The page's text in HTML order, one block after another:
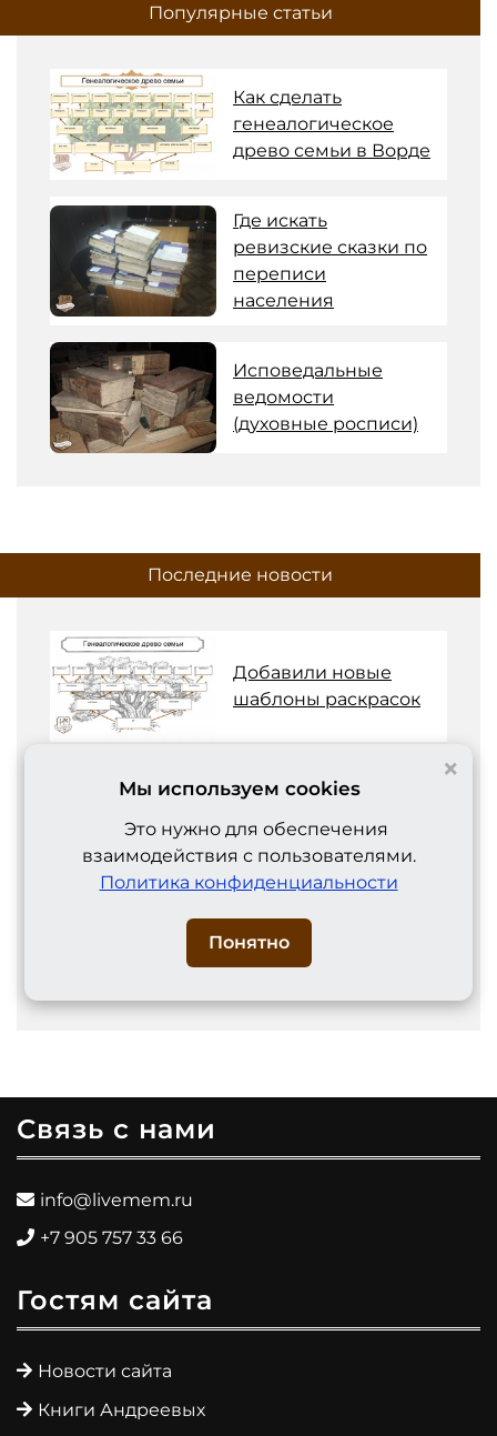
Популярные статьи
Как сделать
генеалогическое
древо семьи в Ворде
Где искать
ревизские сказки по
переписи
населения
Исповедальные
ведомости
(духовные росписи)
Последние новости
Добавили новые
шаблоны раскрасок
Расширили статью
про схему в Ворде
Обновили услугу с
планом и
экспертизой
Связь с нами
info@livemem.ru
+7 905 757 33 66
Гостям сайта
Новости сайта
Книги Андреевых
×
Мы используем cookies
Это нужно для обеспечения
взаимодействия с пользователями.
Политика конфиденциальности
Понятно